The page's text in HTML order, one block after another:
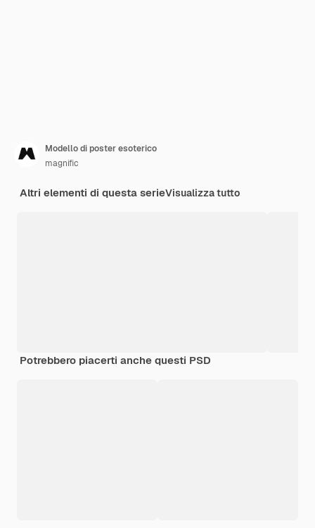
Modello di poster esoterico
magnific
Altri elementi di questa serieVisualizza tutto
Potrebbero piacerti anche questi PSD